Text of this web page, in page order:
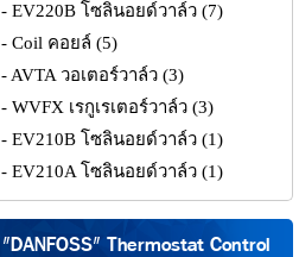
- EV220B โซลินอยด์วาล์ว (7)
- Coil คอยล์ (5)
- AVTA วอเตอร์วาล์ว (3)
- WVFX เรกูเรเตอร์วาล์ว (3)
- EV210B โซลินอยด์วาล์ว (1)
- EV210A โซลินอยด์วาล์ว (1)
"DANFOSS" Thermostat Control